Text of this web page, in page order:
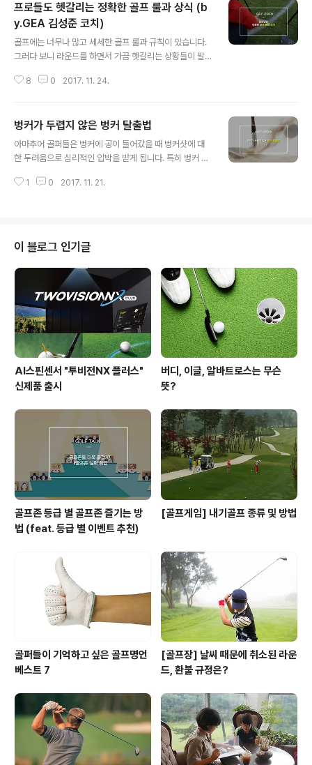
프로들도 헷갈리는 정확한 골프 룰과 상식 (b
y.GEA 김성준 코치)
골프에는 너무나 많고 세세한 골프 룰과 규칙이 있습니다.
그러다 보니 라운드를 하면서 가끔 헷갈리는 상황들이 발
벌타이고 어느 것이 무벌타인지에 대해 알아야 스코어를
석코치, 임은수 선수와 함께 알아보는 시간을 갖도록 하겠
습니다. * 골프존 엘리트아카데미(GEA) "세상에 없던 최
고의 시설과 과학적인 훈련 프로그램!" 골프 아카데미의 새
는 체계적이고 전문적인 교육 프로그램 및 골프존의 기술
8 0 2017. 11. 24.
벙커가 두렵지 않은 벙커 탈출법
아마추어 골퍼들은 벙커에 공이 들어갔을 때 벙커샷에 대
한 두려움으로 심리적인 압박을 받게 됩니다. 특히 벙커 턱
은 경우의 수가 존재하는 벙커! 오늘은 벙커가 두렵지 않은
요한 포인트는 클럽 페이스를 연 채로 그립을 잡아야 한다
는 것입니다. 손목을 돌려 클럽 페이스를 여는 것이 아니라
클럽을 돌려 페이스를 연 뒤 그 상태에서 그립을 잡아주어
야 합니다. 어드레스 자세 또한 목표지점보다 조금 왼쪽으
로 몸을 열어주어야 합니다. 이는 아웃->인 스윙궤도가 만
들어지게 하기 위해서 인데요, 무..
1 0 2017. 11. 21.
이 블로그 인기글
AI스핀센서 "투비전NX 플러스"
신제품 출시
버디, 이글, 알바트로스는 무슨
뜻?
골프존 등급 별 골프존 즐기는 방
법 (feat. 등급 별 이벤트 추천)
[골프게임] 내기골프 종류 및 방법
골퍼들이 기억하고 싶은 골프명언
베스트 7
[골프장] 날씨 때문에 취소된 라운
드, 환불 규정은?